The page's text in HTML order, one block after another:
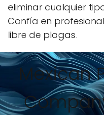
eliminar cualquier
Confía en
libre de plagas.
Mexican